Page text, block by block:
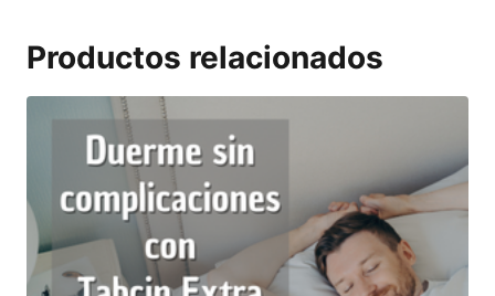
Productos relacionados